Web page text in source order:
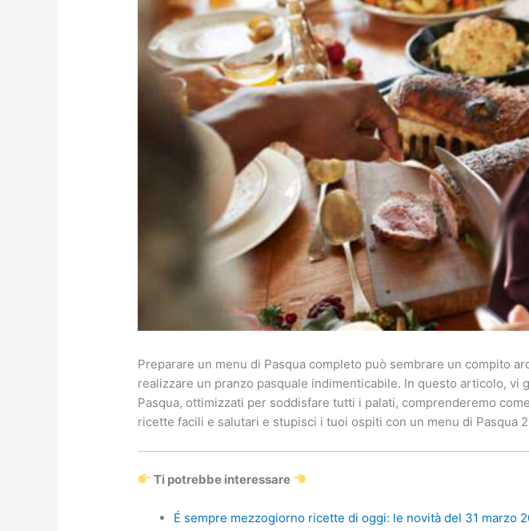
Preparare un menu di Pasqua completo può sembrare un compito
realizzare un pranzo pasquale indimenticabile. In questo articolo,
Pasqua, ottimizzati per soddisfare tutti i palati, comprenderemo
ricette facili e salutari e stupisci i tuoi ospiti con un menu di Pasqua
Ti potrebbe interessare
É sempre mezzogiorno ricette di oggi: le novità del 31 marzo